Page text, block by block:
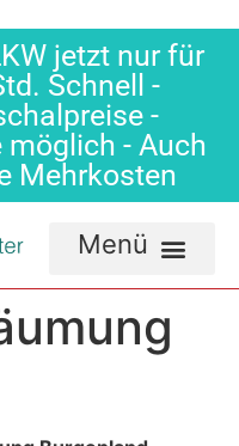
jetzt nur für
Schnell -
-
- Auch
Mehrkosten